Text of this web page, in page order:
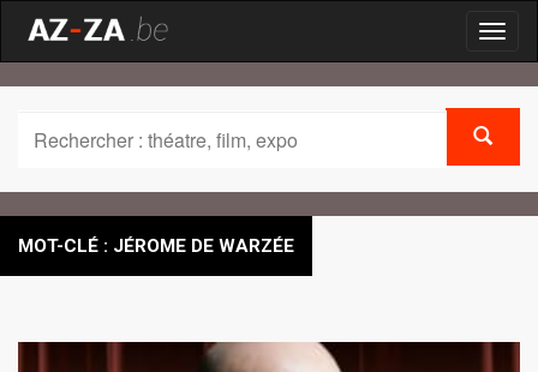
MOT-CLÉ : JÉROME DE WARZÉE